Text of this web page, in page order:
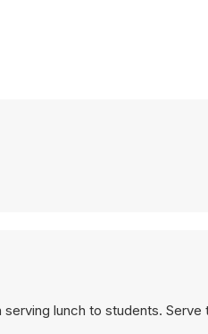
serving lunch to students.